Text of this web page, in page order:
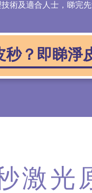
術及適合人士，睇完
？即睇淨
激光